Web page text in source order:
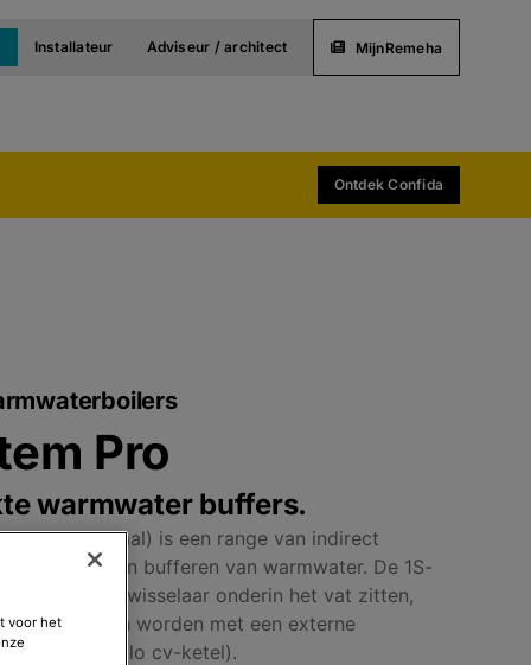
Installateur Adviseur / architect MijnRemeha
Ontdek Confida
Pro
warmwater buffers.
Pro-1S (spiraal) is een range van indirect
opwarmen en bufferen van warmwater. De 1S-
warmtewisselaar onderin het vat zitten,
kunnen worden met een externe
een solo cv-ketel).
voor het